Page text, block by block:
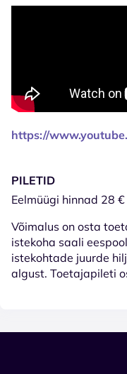
https://
PILETID
Eelmüügi hinnad 28
Võimalus on osta
istekoha saali
istekohtade juurde
algust. Toetajapileti